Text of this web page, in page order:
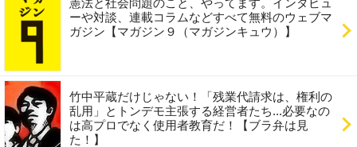
憲法と社会問題のこと、やってます。インタビュ
ーや対談、連載コラムなどすべて無料のウェブマ
ガジン【マガジン９（マガジンキュウ）】
竹中平蔵だけじゃない！「残業代請求は、権利の
乱用」とトンデモ主張する経営者たち...必要なの
は高プロでなく使用者教育だ！【ブラ弁は見
た！】